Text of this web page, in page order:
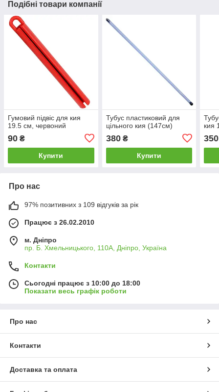
Подібні товари компанії
Гумовий підвіс для кия
19.5 см, червоний
90 ₴
Купити
Тубус пластиковий для
цільного кия (147см)
380₴
Купити
кия
350
Про нас
97% позитивних з 109 відгуків за рік
Працює з 26.02.2010
м. Дніпро
пр. Б. Хмельницького, 110А, Дніпро, Україна
Контакти
Сьогодні працює з 10:00 до 18:00
Показати весь графік роботи
Про нас
Контакти
Доставка та оплата